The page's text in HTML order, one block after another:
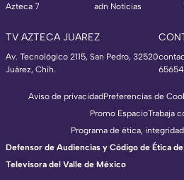
Azteca 7
adn Noticias
TV AZTECA JUAREZ
Av. Tecnológico 2115, San Pedro, 32520
Juárez, Chih.
Aviso de privacidadPreferencias de
Promo EspacioTrabaja
Programa de ética,
Defensor de Audiencias y Código de Ética
Televisora del Valle de México